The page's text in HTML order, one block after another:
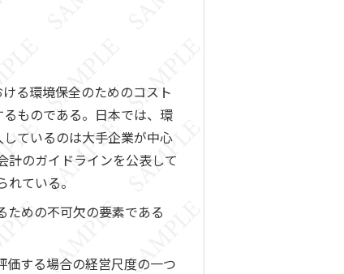
る環境保全のためのコスト
ものである。日本では、環
ているのは大手企業が中心
計のガイドラインを公表して
ている。
めの不可欠の要素である
する場合の経営尺度の一つ